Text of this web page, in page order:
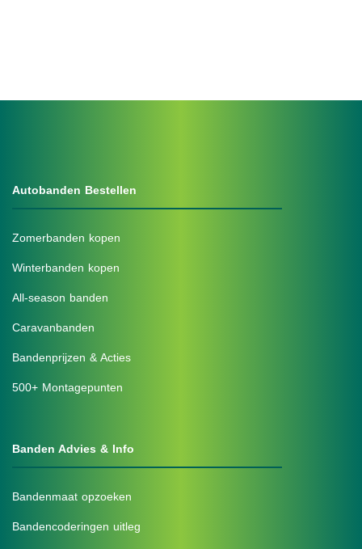
Autobanden Bestellen
Zomerbanden kopen
Winterbanden kopen
All-season banden
Caravanbanden
Bandenprijzen & Acties
500+ Montagepunten
Banden Advies & Info
Bandenmaat opzoeken
Bandencoderingen uitleg